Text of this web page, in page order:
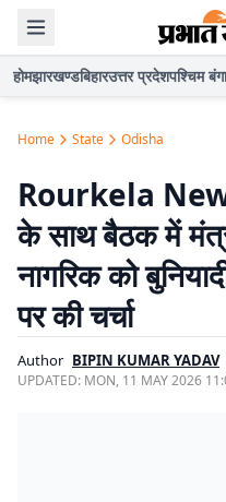
होमझारखण्डबिहारउत्तर प्रदेशपश्चिम
Home State Odisha
Rourkela
के साथ बैठक में
नागरिक को
पर की चर्चा
Author BIPIN KUMAR YADAV
UPDATED: MON, 11 MAY 2026